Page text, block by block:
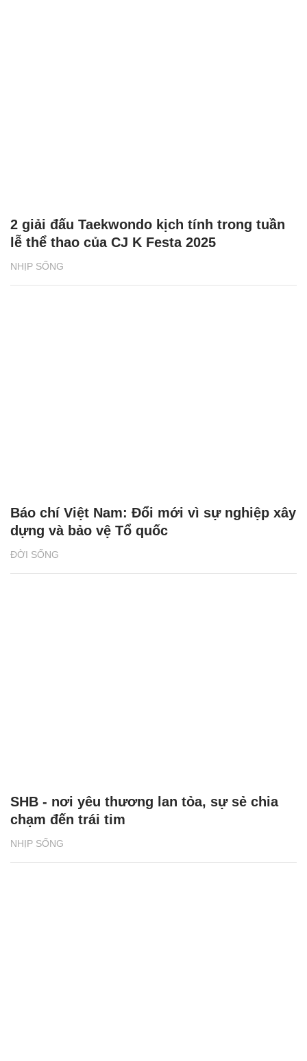
NHỊP SỐNG
2 giải đấu Taekwondo kịch tính trong tuần
lễ thể thao của CJ K Festa 2025
ĐỜI SỐNG
Báo chí Việt Nam: Đổi mới vì sự nghiệp xây
dựng và bảo vệ Tổ quốc
NHỊP SỐNG
SHB - nơi yêu thương lan tỏa, sự sẻ chia
chạm đến trái tim